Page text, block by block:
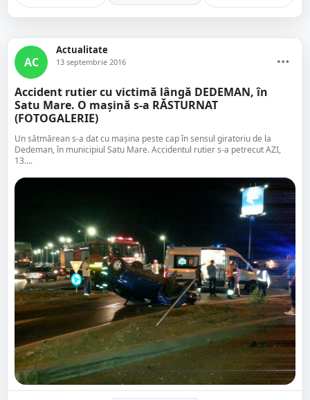
AC
Actualitate
13 septembrie 2016
Accident rutier cu victimă lângă DEDEMAN, în
Satu Mare. O mașină s-a RĂSTURNAT
(FOTOGALERIE)
Un sătmărean s-a dat cu mașina peste cap în sensul giratoriu de la
Dedeman, în municipiul Satu Mare. Accidentul rutier s-a petrecut AZI,
13....